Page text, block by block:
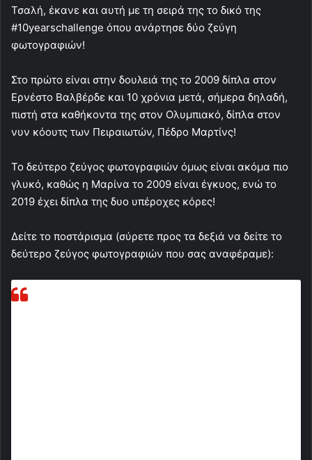
Τσαλή, έκανε και αυτή με τη σειρά της το δικό της
#10yearschallenge όπου ανάρτησε δύο ζεύγη
φωτογραφιών!
Στο πρώτο είναι στην δουλειά της το 2009 δίπλα στον
Ερνέστο Βαλβέρδε και 10 χρόνια μετά, σήμερα δηλαδή,
πιστή στα καθήκοντα της στον Ολυμπιακό, δίπλα στον
νυν κόουτς των Πειραιωτών, Πέδρο Μαρτίνς!
Το δεύτερο ζεύγος φωτογραφιών όμως είναι ακόμα πιο
γλυκό, καθώς η Μαρίνα το 2009 είναι έγκυος, ενώ το
2019 έχει δίπλα της δυο υπέροχες κόρες!
Δείτε το ποστάρισμα (σύρετε προς τα δεξιά να δείτε το
δεύτερο ζεύγος φωτογραφιών που σας αναφέραμε):